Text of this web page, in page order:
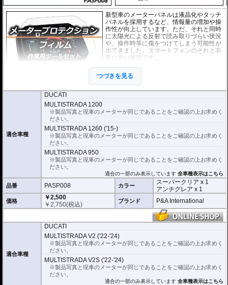
新型車のメーターバネルは液晶化やタッチ
パネルを採用するなど、情報量の増加や操
作性が向上しています。ただ、それと同時
に太陽光による反射で読み取りづらい状況
や、操作時等に傷をつけてしまう可能性が
出てきました。スマートフォンのそれと非
常に近い状況です。
このメーターパネルプロテクションフィル
ムは不要な傷や汚れからメーターパネルを
保護します。
ーパークリアとアンチグレア)が入っており、それぞれ目的に合わせたものをご
利用いただけます。
スーパークリア :耐摩耗性が非常に高く、
とメーターになじみ、フィルムの存在がほ
とんどわからなくなります。
陽光などによる反射を軽減。視認性の低下
を防ぎ、メーターを読み取りやすくしま
す。もちろん傷に対しても有効です。
取付キット付属 :
取り付けに便利なクリー
ニングクロス、細かい埃も除去する粘着シート、気泡の混入を防ぎ、きれいに
仕上げるスキージがセットになっています。
多少の気泡なら数時間から２日ほどで自然に気泡が消える
優れもの。満足のいく取付が容易になりました。
シリコーン系粘着材を採用し、メーターを痛めることがありません。フィルム
を剥がせば、元通りの状態になります。
つづきを見る
適合車種
DUCATI
MULTISTRADA 1200
※製品写真と現車のメーターが同じであることをご確認の上お求めく
ださい。
MULTISTRADA 1260 ('15-)
※製品写真と現車のメーターが同じであることをご確認の上お求めく
ださい。
MULTISTRADA 950
※製品写真と現車のメーターが同じであることをご確認の上お求めく
ださい。
適合の一部のみ表示しています全車種表示はこちら
品番 PASP008 カラー
スーパークリア x 1
アンチグレア x 1
価格
￥2,500
￥2,750(税込) ブランド P&A International
適合車種
DUCATI
MULTISTRADA V2 ('22-'24)
※製品写真と現車のメーターが同じであることをご確認の上お求めく
ださい。
MULTISTRADA V2S ('22-'24)
※製品写真と現車のメーターが同じであることをご確認の上お求めく
ださい。
適合の一部のみ表示しています全車種表示はこちら